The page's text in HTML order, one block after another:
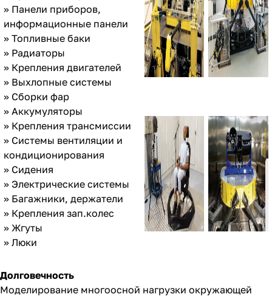
» Панели приборов,
информационные панели
» Топливные баки
» Радиаторы
» Крепления двигателей
» Выхлопные системы
» Сборки фар
» Аккумуляторы
» Крепления трансмиссии
» Системы вентиляции и
кондиционирования
» Сидения
» Электрические системы
» Багажники, держатели
» Крепления зап.колес
» Жгуты
» Люки
Долговечность
Моделирование многоосной нагрузки окружающей